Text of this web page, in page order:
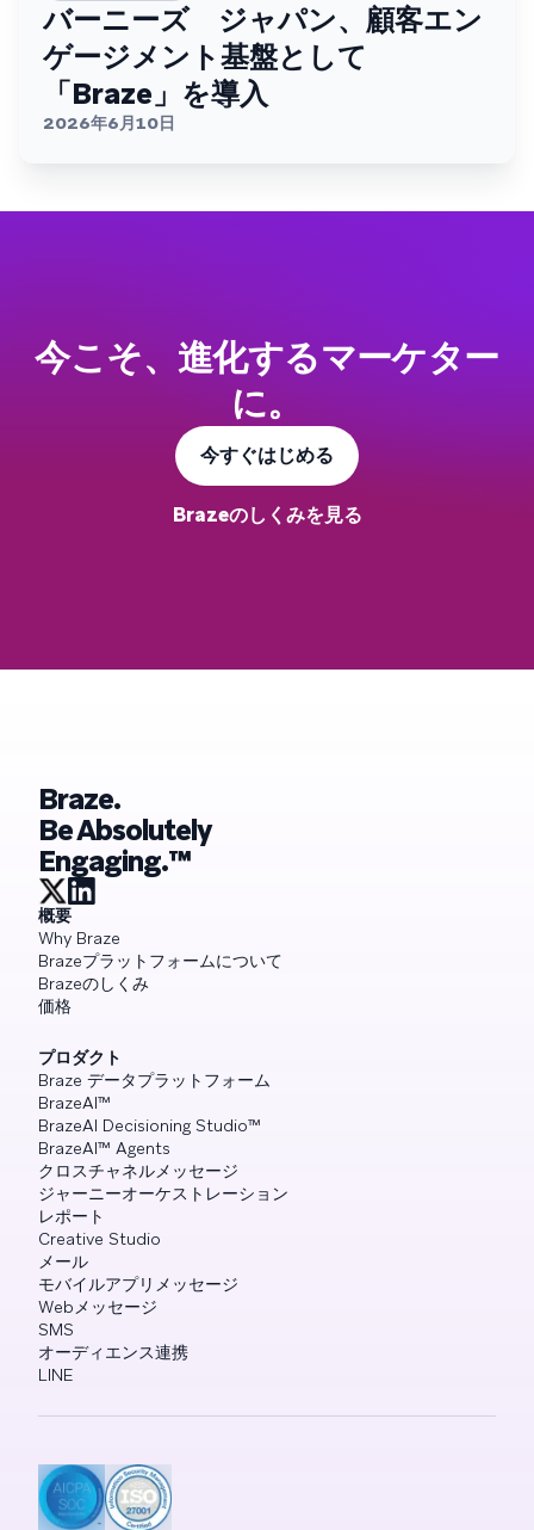
バーニーズ ジャパン、顧客エン
ゲージメント基盤として
「Braze」を導入
2026年6月10日
今こそ、進化するマーケター
に。
今すぐはじめる
Brazeのしくみを見る
Braze.
Be Absolutely
Engaging.™
概要
Why Braze
Brazeプラットフォームについて
Brazeのしくみ
価格
プロダクト
Braze データプラットフォーム
BrazeAI™
BrazeAI Decisioning Studio™
BrazeAI™ Agents
クロスチャネルメッセージ
ジャーニーオーケストレーション
レポート
Creative Studio
メール
モバイルアプリメッセージ
Webメッセージ
SMS
オーディエンス連携
LINE